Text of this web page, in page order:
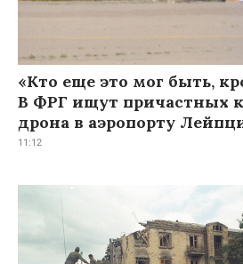
«Кто еще это мог быть,
В ФРГ ищут причастных
дрона в аэропорту
11:12